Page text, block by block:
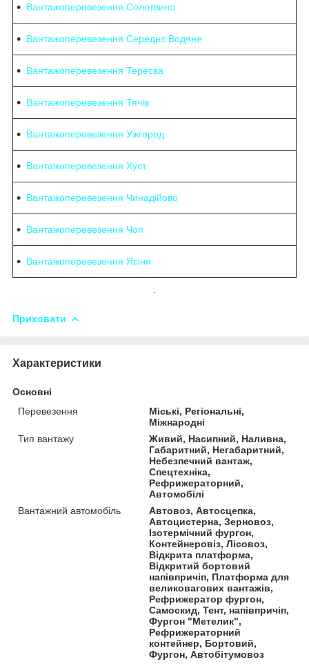
Вантажоперевезення Солотвино
Вантажоперевезення Середнє Водяне
Вантажоперевезення Тересва
Вантажоперевезення Тячів
Вантажоперевезення Ужгород
Вантажоперевезення Хуст
Вантажоперевезення Чинадійово
Вантажоперевезення Чоп
Вантажоперевезення Ясіня
Приховати
Характеристики
Основні
Перевезення
Міські, Регіональні,
Міжнародні
Тип вантажу
Живий, Насипний, Наливна,
Габаритний, Негабаритний,
Небезпечний вантаж,
Спецтехніка,
Рефрижераторний,
Автомобілі
Вантажний автомобіль
Автовоз, Автосцепка,
Автоцистерна, Зерновоз,
Ізотермічний фургон,
Контейнеровіз, Лісовоз,
Відкрита платформа,
Відкритий бортовий
напівпричіп, Платформа для
великовагових вантажів,
Рефрижератор фургон,
Самоскид, Тент, напівпричіп,
Фургон "Метелик",
Рефрижераторний
контейнер, Бортовий,
Фургон, Автобітумовоз